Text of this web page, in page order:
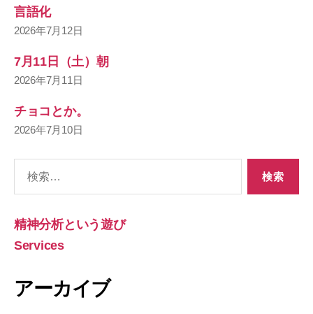
言語化
2026年7月12日
7月11日（土）朝
2026年7月11日
チョコとか。
2026年7月10日
象:
精神分析という遊び
Services
アーカイブ